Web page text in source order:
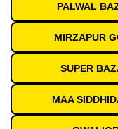
PALWAL
MIRZAPUR
SUPER
MAA